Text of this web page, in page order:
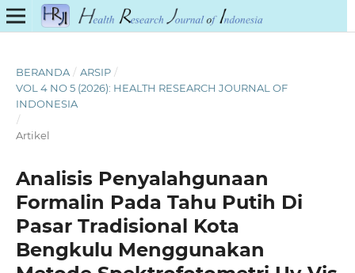
BERANDA / ARSIP /
VOL 4 NO 5 (2026): HEALTH RESEARCH JOURNAL OF
INDONESIA
/
Artikel
Analisis Penyalahgunaan
Formalin Pada Tahu Putih Di
Pasar Tradisional Kota
Bengkulu Menggunakan